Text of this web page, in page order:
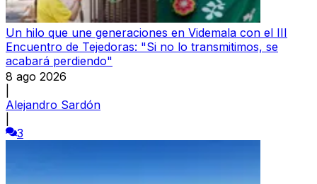
Un hilo que une generaciones en Videmala con el III
Encuentro de Tejedoras: "Si no lo transmitimos, se
acabará perdiendo"
8 ago 2026
Alejandro Sardón
3